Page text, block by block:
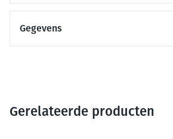
Gegevens
Gerelateerde producten